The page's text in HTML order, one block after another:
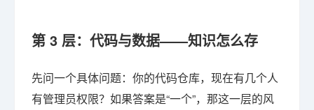
第 3 层：代码与数据——知识怎么存
先问一个具体问题：你的代码仓库，现在有几个人
有管理员权限？如果答案是“一个”，那这一层的风